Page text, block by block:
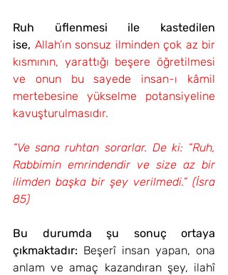
Ruh üflenmesi ile kastedilen
ise, Allah’ın sonsuz ilminden çok az bir
kısmının, yarattığı beşere öğretilmesi
ve onun bu sayede insan-ı kâmil
mertebesine yükselme potansiyeline
kavuşturulmasıdır.
“Ve sana ruhtan sorarlar. De ki: “Ruh,
Rabbimin emrindendir ve size az bir
ilimden başka bir şey verilmedi.” (İsra
85)
Bu durumda şu sonuç ortaya
çıkmaktadır: Beşerî insan yapan, ona
anlam ve amaç kazandıran şey, ilahî